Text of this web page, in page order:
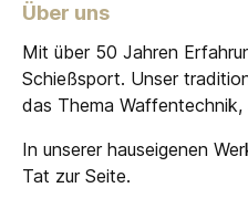
Über uns
Mit über 50 Jahren
Schießsport. Unser
das Thema
In unserer hauseigenen
Tat zur Seite.